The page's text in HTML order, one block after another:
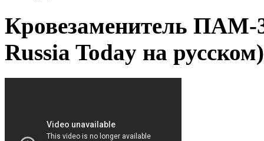
Кровезаменитель ПАМ-
Russia Today на русском)